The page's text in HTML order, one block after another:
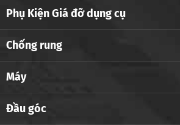
Phụ Kiện Giá đỡ dụng cụ
Chống rung
Máy
Đầu góc